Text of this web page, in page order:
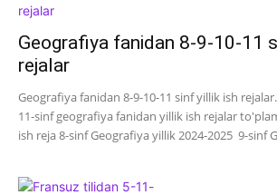
Geografiya fanidan 8-9-10-11
rejalar
Geografiya fanidan 8-9-10-11 sinf yillik ish
11-sinf geografiya fanidan yillik ish rejalar
ish reja 8-sinf Geografiya yillik 2024-2025 9-sinf